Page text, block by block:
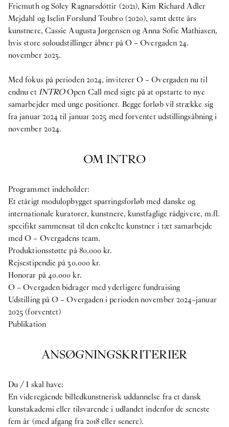
Friemuth og Sóley Ragnarsdóttir (2021), Kim Richard Adler
Mejdahl og Iselin Forslund Toubro (2020), samt dette års
kunstnere, Cassie Augusta Jørgensen og Anna Sofie Mathiasen,
hvis store soloudstillinger åbner på O – Overgaden 24.
november 2023.
Med fokus på perioden 2024, inviterer O – Overgaden nu til
endnu etINTROOpen Call med sigte på at opstarte to nye
samarbejder med unge positioner. Begge forløb vil strække sig
fra januar 2024 til januar 2025 med forventet udstillingsåbning i
november 2024.
OM INTRO
Programmet indeholder:
Et etårigt modulopbygget sparringsforløb med danske og
internationale kuratorer, kunstnere, kunstfaglige rådgivere, m.fl.
specifikt sammensat til den enkelte kunstner i tæt samarbejde
med O – Overgadens team.
Produktionsstøtte på 80.000 kr.
Rejsestipendie på 30.000 kr.
Honorar på 40.000 kr.
O – Overgaden bidrager med yderligere fundraising
Udstilling på O – Overgaden i perioden november 2024–januar
2025 (forventet)
Publikation
ANSØGNINGSKRITERIER
Du / I skal have:
En videregående billedkunstnerisk uddannelse fra et dansk
kunstakademi eller tilsvarende i udlandet indenfor de seneste
fem år (med afgang fra 2018 eller senere).